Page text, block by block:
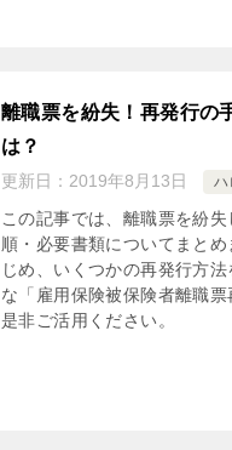
離職票を紛失！再発行の
は？
更新日： 2019年8月13日 ハ
この記事では、離職票を紛
順・必要書類についてまと
じめ、いくつかの再発行方
な「雇用保険被保険者離職
是非ご活用ください。